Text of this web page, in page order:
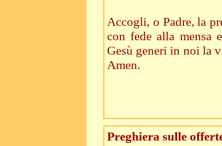
Accogli, o Padre, la
con fede alla mensa
Gesù generi in noi la
Amen.
Preghiera sulle